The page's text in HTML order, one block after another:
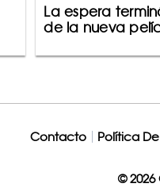
La espera
de la nueva
Contacto Política
© 2026